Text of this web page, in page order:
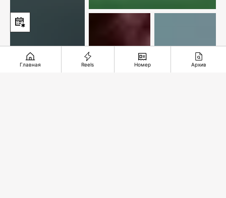
Главная Reels Номер Архив